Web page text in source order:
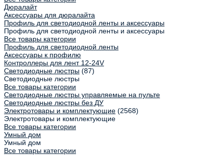
Дюралайт
Аксессуары для дюралайта
Профиль для светодиодной ленты и аксессуары
Профиль для светодиодной ленты и аксессуары
Все товары категории
Профиль для светодиодной ленты
Аксессуары к профилю
Контроллеры для лент 12-24V
Светодиодные люстры (87)
Светодиодные люстры
Все товары категории
Светодиодные люстры управляемые на пульте
Светодиодные люстры без ДУ
Электротовары и комплектующие (2568)
Электротовары и комплектующие
Все товары категории
Умный дом
Умный дом
Все товары категории